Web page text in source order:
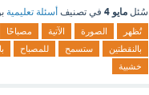
سُئل مايو 4 في تصنيف أسئلة تعليمية
تُظهر الصورة الآتية مصباحًا
بالنقطتين
ستسمح للمصباح
خشبية